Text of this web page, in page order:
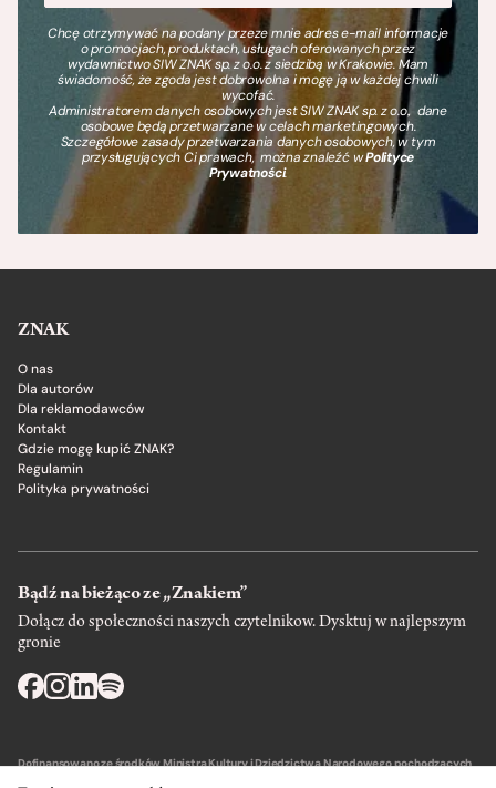
Chcę otrzymywać na podany przeze mnie adres e-mail informacje
o promocjach, produktach, usługach oferowanych przez
wydawnictwo SIW ZNAK sp. z o.o. z siedzibą w Krakowie. Mam
świadomość, że zgoda jest dobrowolna i mogę ją w każdej chwili
wycofać.
Administratorem danych osobowych jest SIW ZNAK sp. z o.o., dane
osobowe będą przetwarzane w celach marketingowych.
Szczegółowe zasady przetwarzania danych osobowych, w tym
przysługujących Ci prawach, można znaleźć wPolityce
Prywatności.
ZNAK
O nas
Dla autorów
Dla reklamodawców
Kontakt
Gdzie mogę kupić ZNAK?
Regulamin
Polityka prywatności
Bądź na bieżąco ze „Znakiem”
Dołącz do społeczności naszych czytelnikow. Dysktuj w najlepszym
gronie
Dofinansowano ze środków Ministra Kultury i Dziedzictwa Narodowego pochodzących